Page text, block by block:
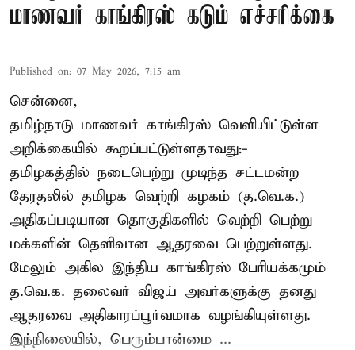
மாணவர் காங்கிரஸ் கடும் எச்சரிக்கை
Published on: 07 May 2026, 7:15 am
சென்னை,
தமிழ்நாடு மாணவர் காங்கிரஸ் வெளியிட்டுள்ள
அறிக்கையில் கூறப்பட்டுள்ளதாவது:-
தமிழகத்தில் நடைபெற்று முடிந்த சட்டமன்ற
தேரதலில் தமிழக வெற்றி கழகம் (த.வெ.க.)
அதிகப்படியான தொகுதிகளில் வெற்றி பெற்று
மக்களின் தெளிவான ஆதரவை பெற்றுள்ளது.
மேலும் அகில இந்திய காங்கிரஸ் பேரியக்கமும்
த.வெ.க. தலைவர் விஜய் அவர்களுக்கு தனது
ஆதரவை அதிகாரப்பூர்வமாக வழங்கியுள்ளது.
இந்நிலையில், பெரும்பான்மை ...